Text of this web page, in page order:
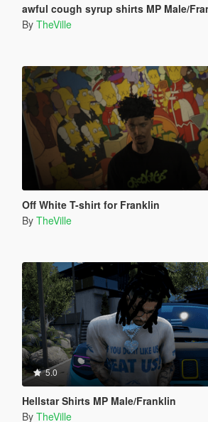
awful cough syrup shirts MP Male/
By TheVille
Off White T-shirt for Franklin
By TheVille
5.0
Hellstar Shirts MP Male/Franklin
By TheVille